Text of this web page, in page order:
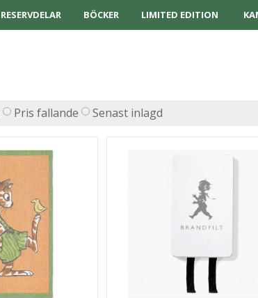
RESERVDELAR BÖCKER LIMITED EDITION
Pris fallande Senast inlagd